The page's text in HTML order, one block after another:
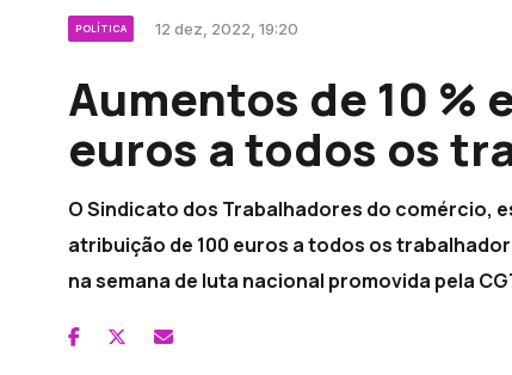
POLÍTICA 12 dez, 2022, 19:20
Aumentos de 10 %
euros a todos os
O Sindicato dos Trabalhadores do comércio,
atribuição de 100 euros a todos os
na semana de luta nacional promovida pela